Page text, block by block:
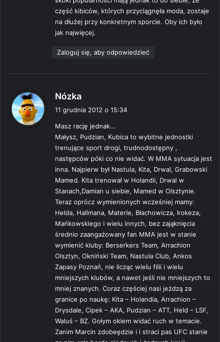
część kibiców, których przyciągnęła moda, zostaje
na dłużej przy konkretnym sporcie. Oby ich było
jak najwięcej.
Zaloguj się, aby odpowiedzieć
Nózka
i
z
e
:
11 grudnia 2012 o 15:34
Masz rację jednak…
Małysz, Pudzian, Kubica to wybitne jednostki
trenujące sport drogi, trudnodostępny ,
następców póki co nie widać. W MMA sytuacja jest
inna. Najpierw był Nastula, Kita, Drwal, Grabowski
Mamed. Kita trenował w Holandii, Drwal w
Stanach,Damian u siebie, Mamed w Olsztynie.
Teraz oprócz wymienionych wcześniej mamy:
Helda, Hallmana, Materle, Błachowicza, Irokeza,
Mańkowskiego i wielu innych, bez zająknięcia
średnio zaangażowany fan MMA jest w stanie
wymienić kluby: Berserkers Team, Arrachion
Olsztyn, Okniński Team, Nastula Club, Ankos
Zapasy Poznań, nie licząc wielu filii i wielu
mniejszych klubów, a nawet jeśli nie mniejszych to
mniej znanych. Coraz częściej nasi jeżdzą za
granice po naukę: Kita – Holandia, Arrachion –
Drysdale, Cipek – AKA, Pudzian – ATT, Held – LSF,
Waluś – BZ. Gołym okiem widać ruch w temacie.
Zanim Marcin zdobeędzie i i straci pas UFC stanie